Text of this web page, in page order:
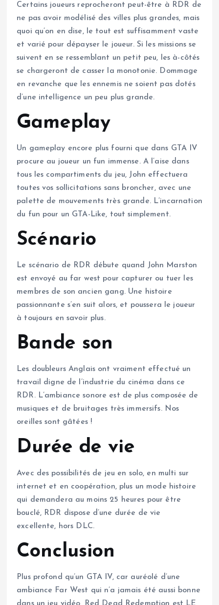
Certains joueurs reprocheront peut-être à RDR de
ne pas avoir modélisé des villes plus grandes, mais
quoi qu’on en dise, le tout est suffisamment vaste
et varié pour dépayser le joueur. Si les missions se
suivent en se ressemblant un petit peu, les à-côtés
se chargeront de casser la monotonie. Dommage
en revanche que les ennemis ne soient pas dotés
d’une intelligence un peu plus grande.
Gameplay
Un gameplay encore plus fourni que dans GTA IV
procure au joueur un fun immense. A l’aise dans
tous les compartiments du jeu, John effectuera
toutes vos sollicitations sans broncher, avec une
palette de mouvements très grande. L’incarnation
du fun pour un GTA-Like, tout simplement.
Scénario
Le scénario de RDR débute quand John Marston
est envoyé au far west pour capturer ou tuer les
membres de son ancien gang. Une histoire
passionnante s’en suit alors, et poussera le joueur
à toujours en savoir plus.
Bande son
Les doubleurs Anglais ont vraiment effectué un
travail digne de l’industrie du cinéma dans ce
RDR. L’ambiance sonore est de plus composée de
musiques et de bruitages très immersifs. Nos
oreilles sont gâtées !
Durée de vie
Avec des possibilités de jeu en solo, en multi sur
internet et en coopération, plus un mode histoire
qui demandera au moins 25 heures pour être
bouclé, RDR dispose d’une durée de vie
excellente, hors DLC.
Conclusion
Plus profond qu’un GTA IV, car auréolé d’une
ambiance Far West qui n’a jamais été aussi bonne
dans un jeu vidéo, Red Dead Redemption est LE